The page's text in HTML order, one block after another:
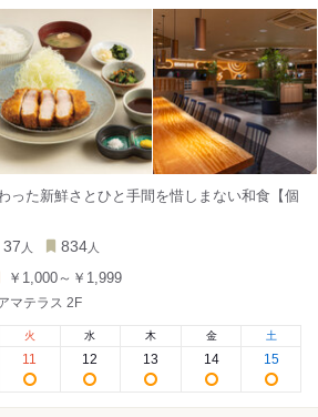
った新鮮さとひと手間を惜しまない和食【個
37 人 834 人
￥1,000～￥1,999
マテラス 2F
火
11
水
12
木
13
金
14
土
15